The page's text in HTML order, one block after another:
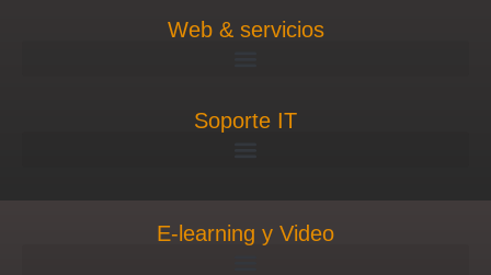
Web & servicios
Soporte IT
E-learning y Video